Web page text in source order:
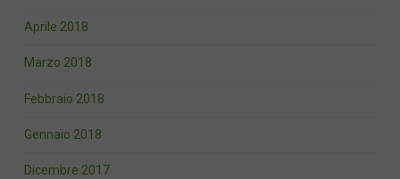
Aprile 2018
Marzo 2018
Febbraio 2018
Gennaio 2018
Dicembre 2017